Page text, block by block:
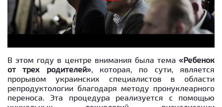
В этом году в центре внимания была тема «Ребенок
от трех родителей», которая, по сути, является
прорывом украинских специалистов в области
репродуктологии благодаря методу пронуклеарного
переноса. Эта процедура реализуется с помощью